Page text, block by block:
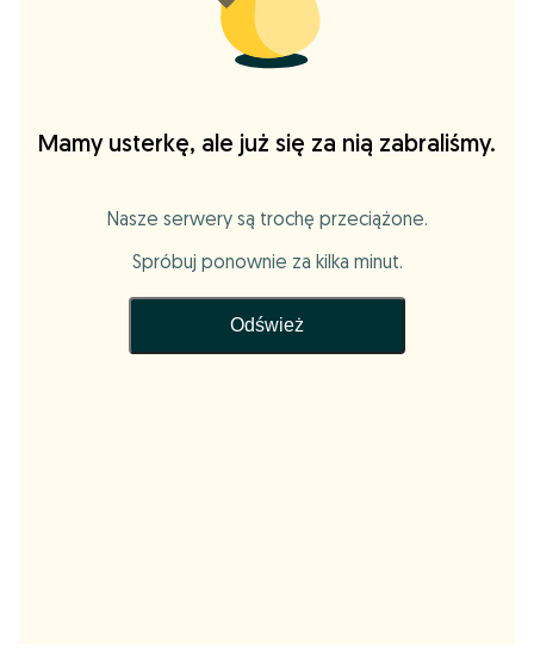
Mamy usterkę, ale już się za nią zabraliśmy.
Nasze serwery są trochę przeciążone.
Spróbuj ponownie za kilka minut.
Odśwież